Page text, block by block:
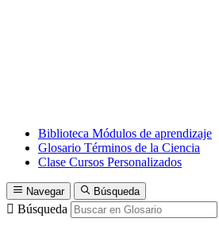
Biblioteca Módulos de aprendizaje
Glosario Términos de la Ciencia
Clase Cursos Personalizados
Navegar Búsqueda
Búsqueda